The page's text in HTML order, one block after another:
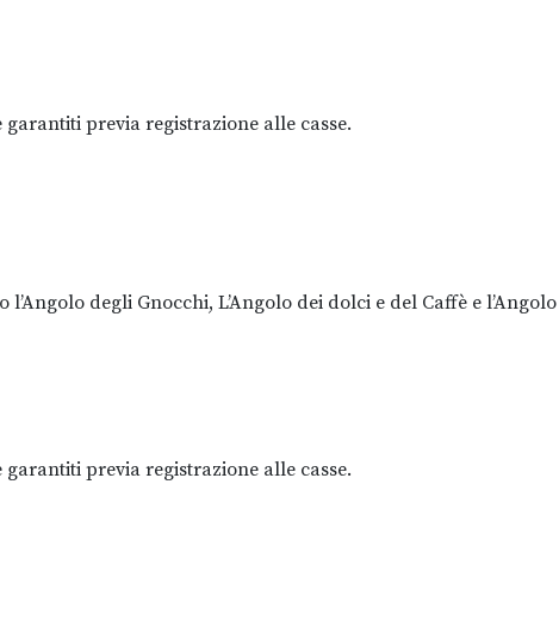
garantiti previa registrazione alle casse.
degli Gnocchi, L’Angolo dei dolci e del Caffè e l’Angolo
garantiti previa registrazione alle casse.